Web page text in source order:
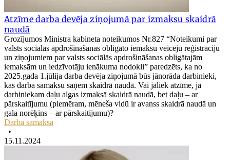
Atzīme darba devēja ziņojumā par izmaksu skaidrā
naudā
Grozījumos Ministra kabineta noteikumos Nr.827 “Noteikumi par
valsts sociālās apdrošināšanas obligāto iemaksu veicēju reģistrāciju
un ziņojumiem par valsts sociālās apdrošināšanas obligātajām
iemaksām un iedzīvotāju ienākuma nodokli” paredzēts, ka no
2025.gada 1.jūlija darba devēja ziņojumā būs jānorāda darbinieki,
kas darba samaksu saņem skaidrā naudā. Vai jāliek atzīme, ja
darbiniekam daļu algas izmaksā skaidrā naudā, bet daļu – ar
pārskaitījumu (piemēram, mēneša vidū ir avanss skaidrā naudā un
gala norēķins – ar pārskaitījumu)?
Darba samaksa
•
15.11.2024